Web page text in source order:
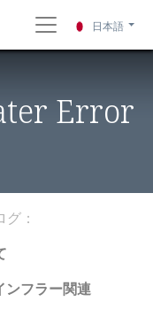
日本語
Error
グ：
ンフラー関連